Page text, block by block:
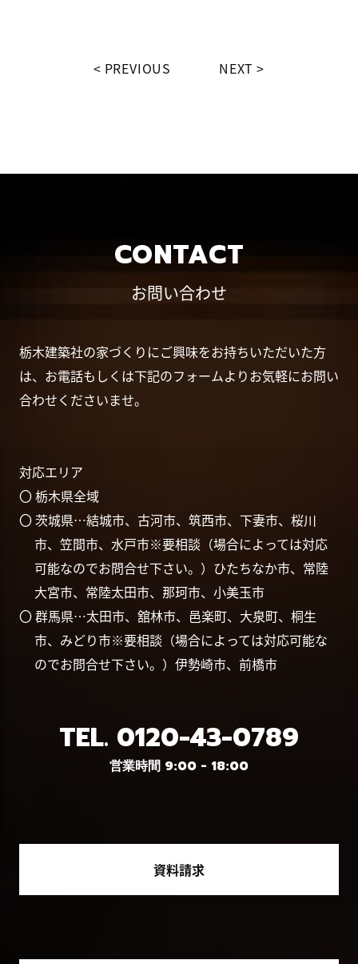
PREVIOUS NEXT
CONTACT
お問い合わせ
栃木建築社の家づくりにご興味をお持ちいただいた方
は、お電話もしくは下記のフォームよりお気軽にお問い
合わせくださいませ。
対応エリア
〇 栃木県全域
〇 茨城県…結城市、古河市、筑西市、下妻市、桜川
市、笠間市、水戸市※要相談（場合によっては対応
可能なのでお問合せ下さい。）ひたちなか市、常陸
大宮市、常陸太田市、那珂市、小美玉市
〇 群馬県…太田市、舘林市、邑楽町、大泉町、桐生
市、みどり市※要相談（場合によっては対応可能な
のでお問合せ下さい。）伊勢崎市、前橋市
TEL. 0120-43-0789
営業時間 9:00 - 18:00
資料請求